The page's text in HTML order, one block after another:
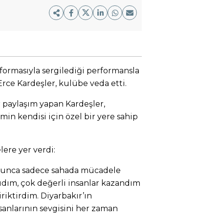
sergilediği performansla
Kardeşler, kulübe veda etti.
yapan Kardeşler,
kendisi için özel bir yere sahip
yer verdi:
sadece sahada mücadele
çok değerli insanlar kazandım
Diyarbakır’ın
sevgisini her zaman